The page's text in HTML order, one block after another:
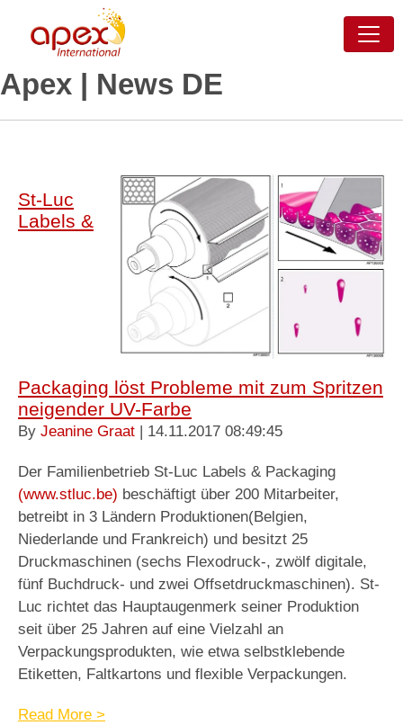
Apex | News DE
St-Luc
Labels &
Packaging löst Probleme mit zum Spritzen
neigender UV-Farbe
By Jeanine Graat | 14.11.2017 08:49:45
Der Familienbetrieb St-Luc Labels & Packaging
(www.stluc.be) beschäftigt über 200 Mitarbeiter,
betreibt in 3 Ländern Produktionen(Belgien,
Niederlande und Frankreich) und besitzt 25
Druckmaschinen (sechs Flexodruck-, zwölf digitale,
fünf Buchdruck- und zwei Offsetdruckmaschinen). St-
Luc richtet das Hauptaugenmerk seiner Produktion
seit über 25 Jahren auf eine Vielzahl an
Verpackungsprodukten, wie etwa selbstklebende
Etiketten, Faltkartons und flexible Verpackungen.
Read More >